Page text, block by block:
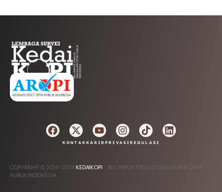
AFILIASI
KONTAK KARIRPRIVASI REGULASI
COPYRIGHT © 2014-2024 KEDAIKOPI :: KELOMPOK DISKUSI DAN KAJIAN OPINI
PUBLIK INDONESIA